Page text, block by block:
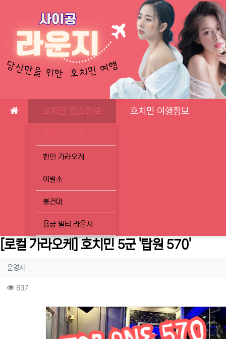
메인 메뉴호치민 업소정보
한인 가라오케
이발소
불건마
용궁 멀티 라운지
호치민 여행정보
[로컬 가라오케] 호치민 5군 '탑원 570'
작성자 정보
운영자작성
컨텐츠 정보
637조회